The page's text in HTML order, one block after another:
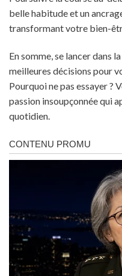
belle habitude et un
transformant votre bien-
En somme, se lancer dans
meilleures décisions pour
Pourquoi ne pas essayer ?
passion insoupçonnée qui
quotidien.